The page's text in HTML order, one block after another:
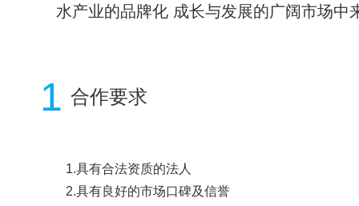
水产业的品牌化 成长与发展的广阔市场
1 合作要求
1.具有合法资质的法人
2.具有良好的市场口碑及信誉